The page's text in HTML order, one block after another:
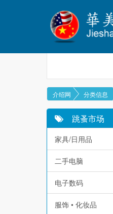
介绍网 分类信息
跳蚤市场
家具/日用品
二手电脑
电子数码
服饰 • 化妆品